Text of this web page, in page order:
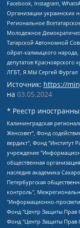
Facebook, Instagram,
Организации украинских
Региональное
Молодежное
Татарской Автономной
ойрат-калмыцкого
депутатов Красноярского
ЛГБТ, Я.МЫ Сергей Фургал
Источник: https://
на 03.05.2024
* Реестр
Калининградская региональная общественная организация "Экозащита!-Женсовет", Фонд содействия защите прав и свобод граждан "Общественный вердикт", Фонд "Институт Развития Свободы Информации", Частное учреждение "Информационное агентство МЕМО. РУ", Региональная общественная организация "Общественная комиссия по сохранению наследия академика Сахарова", Фонд поддержки свободы прессы, Санкт-Петербургская общественная правозащитная организация "Гражданский контроль", Межрегиональная общественная организация "Информационно-просветительский центр "Мемориал", Региональный Фонд "Центр Защиты Прав Средств Массовой Информации", с 05.12.2023 Фонд "Центр Защиты Прав Средств массовой информации", Региональная общественная благотворительная организация помощи беженцам и мигрантам "Гражданское содействие", Негосударственное образовательное учреждение дополнительного профессионального образования (повышение квалификации) специалистов "АКАДЕМИЯ ПО ПРАВАМ ЧЕЛОВЕКА", Свердловская региональная общественная организация "Сутяжник", Автономная некоммерческая организация "Центр независимых социологических исследований", Союз общественных объединений "Российский исследовательский центр по правам человека", Региональное общественное учреждение научно-информационный центр "МЕМОРИАЛ", Некоммерческая организация "Фонд защиты гласности", Автономная некоммерческая организация "Институт прав человека", Городская общественная организация "Екатеринбургское общество "МЕМОРИАЛ", Городская общественная организация "Рязанское историко-просветительское и правозащитное общество "Мемориал" (Рязанский Мемориал), Челябинский региональный орган общественной самодеятельности – женское общественное объединение "Женщины Евразии", Челябинский региональный орган общественной самодеятельности "Уральская правозащитная группа", Фонд содействия защите здоровья и социальной справедливости имени Андрея Рылькова, Автономная Некоммерческая Организация "Аналитический Центр Юрия Левады", Автономная некоммерческая организация социальной поддержки населения "Проект Апрель", Региональная общественная организация помощи женщинам и детям, находящимся в кризисной ситуации "Информационно-методический центр "Анна", Фонд содействия развитию массовых коммуникаций и правовому просвещению "Так-так-Так", Фонд содействия устойчивому развитию "Серебряная тайга", Свердловский региональный общественный фонд социальных проектов "Новое время", "Idel.Реалии", Кавказ.Реалии, Крым.Реалии, Телеканал Настоящее Время, Татаро-башкирская служба Радио Свобода (Azatliq Radiosi), Радио Свободная Европа/Радио Свобода (PCE/PC), "Сибирь.Реалии", "Фактограф", Благотворительный фонд помощи осужденным и их семьям, Автономная некоммерческая организация "Институт глобализации и социальных движений", Фонд "В защиту прав заключенных", Частное учреждение "Центр поддержки и содействия развитию средств массовой информации", Пензенский региональный общественный благотворительный фонд "Гражданский союз", "Север.Реалии", Некоммерческая организация Фонд "Правовая инициатива", Общество с ограниченной ответственностью "Радио Свободная Европа/Радио Свобода", Чешское информационное агентство "MEDIUM-ORIENT", Красноярская региональная общественная организация "Мы против СПИДа", Камалягин Денис Николаевич, Маркелов Сергей Евгеньевич, Пономарев Лев Александрович, Савицкая Людмила Алексеевна, Автономная некоммерческая организация "Центр по работе с проблемой насилия "НАСИЛИЮ.НЕТ", Межрегиональный профессиональный союз работников здравоохранения "Альянс врачей", Юридическое лицо, зарегистрированное в Латвийской Республике, SIA